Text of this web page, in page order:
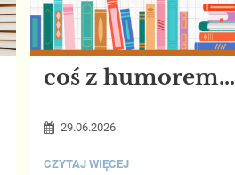
coś z humorem...
29.06.2026
COŚ
CZYTAJ WIĘCEJ